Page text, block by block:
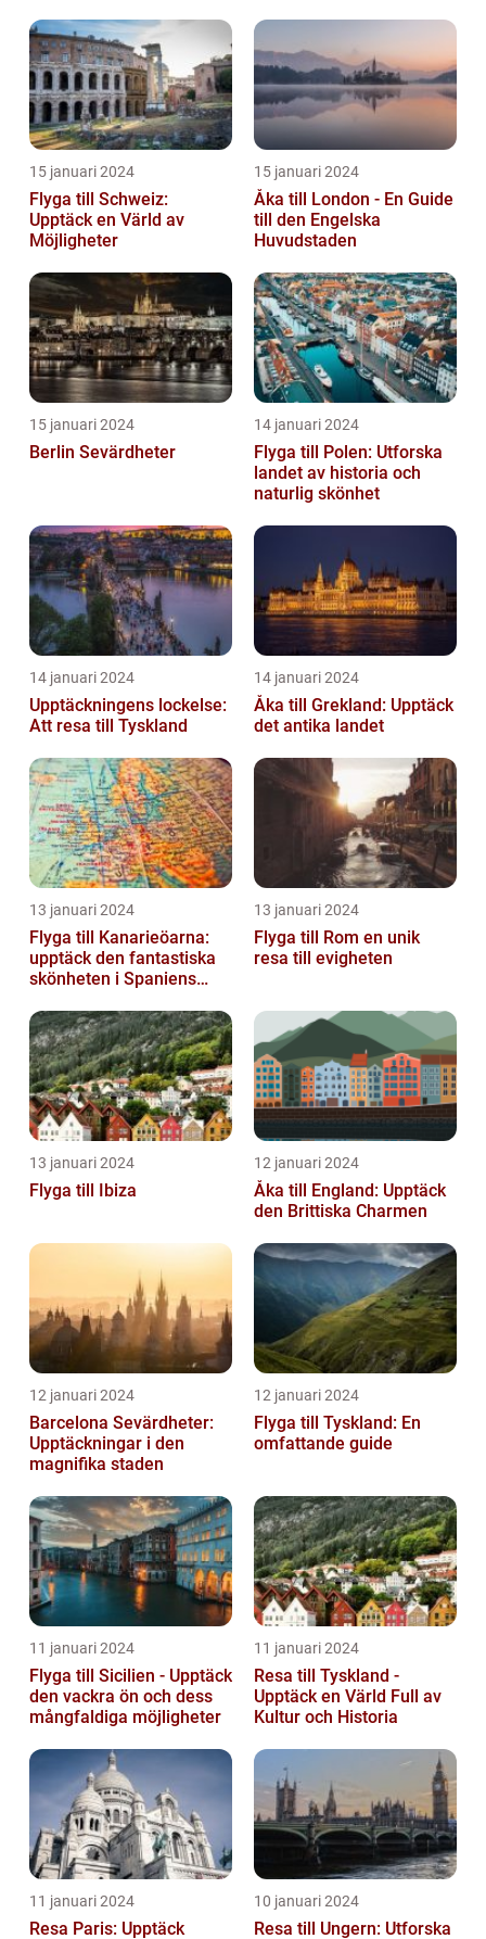
15 januari 2024
Flyga till Schweiz:
Upptäck en Värld av
Möjligheter
15 januari 2024
Åka till London - En Guide
till den Engelska
Huvudstaden
15 januari 2024
Berlin Sevärdheter
14 januari 2024
Flyga till Polen: Utforska
landet av historia och
naturlig skönhet
14 januari 2024
Upptäckningens lockelse:
Att resa till Tyskland
14 januari 2024
Åka till Grekland: Upptäck
det antika landet
13 januari 2024
Flyga till Kanarieöarna:
upptäck den fantastiska
skönheten i Spaniens
13 januari 2024
Flyga till Rom en unik
resa till evigheten
13 januari 2024
Flyga till Ibiza
12 januari 2024
Åka till England: Upptäck
den Brittiska Charmen
12 januari 2024
Barcelona Sevärdheter:
Upptäckningar i den
magnifika staden
12 januari 2024
Flyga till Tyskland: En
omfattande guide
11 januari 2024
Flyga till Sicilien - Upptäck
den vackra ön och dess
mångfaldiga möjligheter
11 januari 2024
Resa till Tyskland -
Upptäck en Värld Full av
Kultur och Historia
11 januari 2024
Resa Paris: Upptäck
10 januari 2024
Resa till Ungern: Utforska